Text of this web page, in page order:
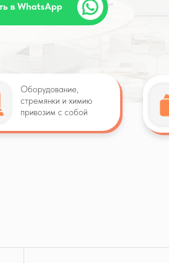
в WhatsApp
Оборудование,
стремянки и химию
привозим с собой